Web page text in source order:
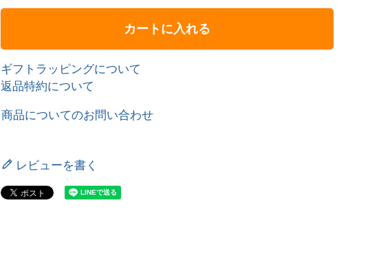
カートに入れる
ギフトラッピングについて
返品特約について
商品についてのお問い合わせ
レビューを書く